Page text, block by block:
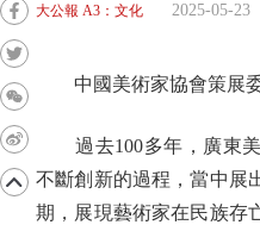
大公報 A3：文化 2025-05-23
中國美術家協會策展委
過去100多年，廣東美
不斷創新的過程，當中展
期，展現藝術家在民族存